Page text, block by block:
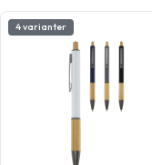
vægt: 32 gr, skrivelængde:
4 varianter